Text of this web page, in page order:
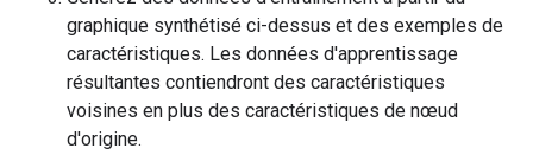
graphique synthétisé ci-dessus et des exemples de
caractéristiques. Les données d'apprentissage
résultantes contiendront des caractéristiques
voisines en plus des caractéristiques de nœud
d'origine.